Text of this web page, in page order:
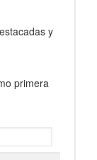
y
primera